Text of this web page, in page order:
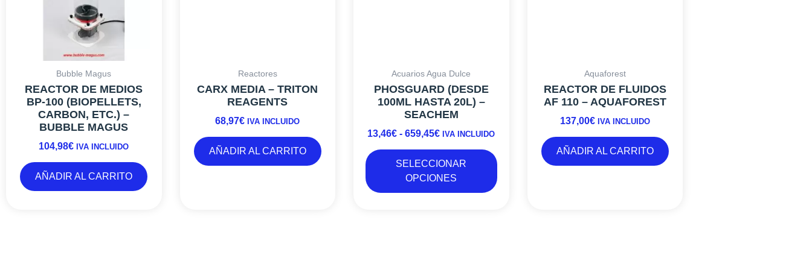
Bubble Magus
REACTOR DE MEDIOS
BP-100 (BIOPELLETS,
CARBON, ETC.) –
BUBBLE MAGUS
104,98€ IVA INCLUIDO
AÑADIR AL CARRITO
Reactores
CARX MEDIA – TRITON
REAGENTS
68,97€ IVA INCLUIDO
AÑADIR AL CARRITO
Acuarios Agua Dulce
PHOSGUARD (DESDE
100ML HASTA 20L) –
SEACHEM
13,46€ - 659,45€ IVA INCLUIDO
SELECCIONAR
OPCIONES
Aquaforest
REACTOR DE FLUIDOS
AF 110 – AQUAFOREST
137,00€ IVA INCLUIDO
AÑADIR AL CARRITO